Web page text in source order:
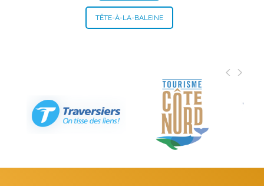
TÊTE-À-LA-BALEINE